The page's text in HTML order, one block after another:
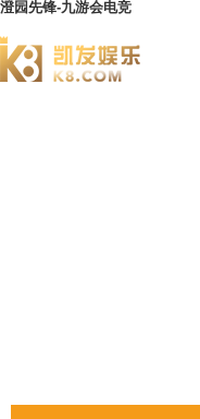
澄园先锋-九游会电竞